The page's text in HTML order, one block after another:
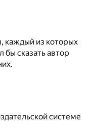
каждый из которых
бы сказать автор
системе